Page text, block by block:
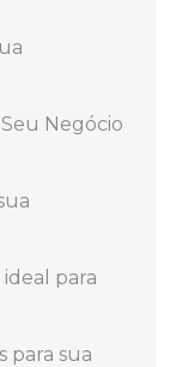
Negócio
para
para sua